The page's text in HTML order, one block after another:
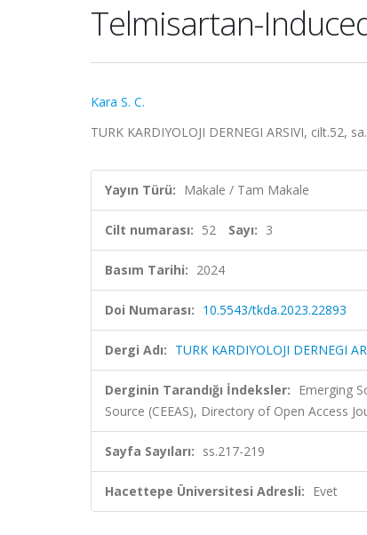
Telmisartan-
Kara S. C.
TURK KARDIYOLOJI DERNEGI ARSIVI, cilt.52,
Yayın Türü: Makale / Tam Makale
Cilt numarası: 52 Sayı: 3
Basım Tarihi: 2024
Doi Numarası: 10.5543/tkda.2023.22893
Dergi Adı: TURK KARDIYOLOJI DERNEGI
Derginin Tarandığı İndeksler: Emerging
Source (CEEAS), Directory of Open Access
Sayfa Sayıları: ss.217-219
Hacettepe Üniversitesi Adresli: Evet